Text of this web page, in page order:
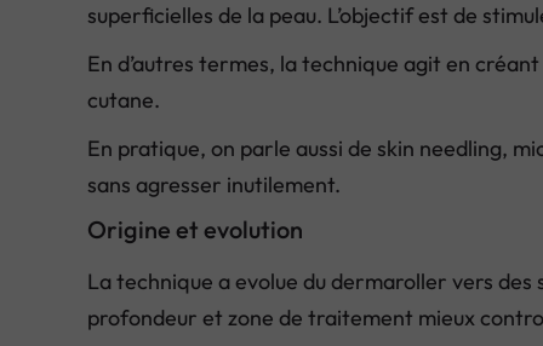
superficielles de la peau. L’objectif est de
En d’autres termes, la technique agit en
cutane.
En pratique, on parle aussi de skin needling,
sans agresser inutilement.
Origine et evolution
La technique a evolue du dermaroller vers
profondeur et zone de traitement mieux